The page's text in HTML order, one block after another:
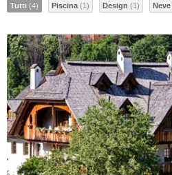
Tutti (4) Piscina (1) Design (1) Neve